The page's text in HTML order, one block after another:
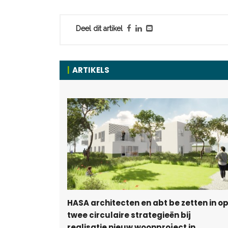
Deel dit artikel
ARTIKELS
HASA architecten en abt be zetten in op
twee circulaire strategieën bij